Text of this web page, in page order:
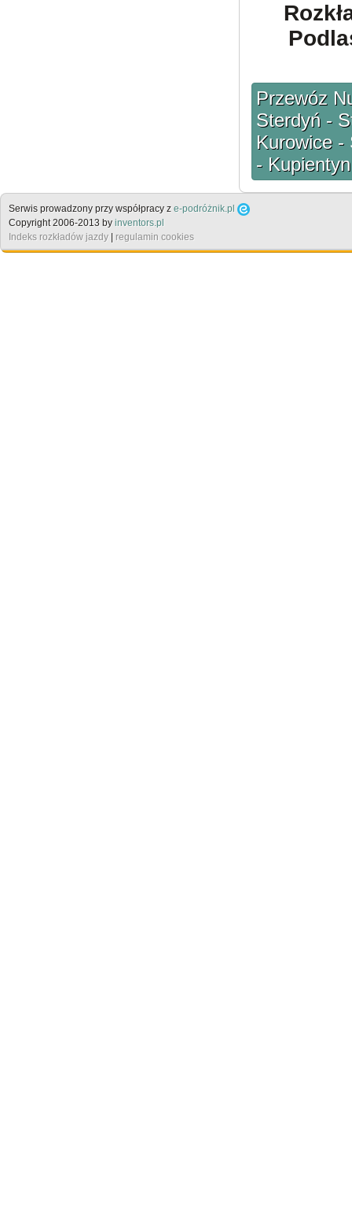
Przewóz
Sterdyń -
Kurowice -
-
Serwis prowadzony przy współpracy z e-podróżnik.pl
Copyright 2006-2013 by inventors.pl
Indeks rozkładów jazdy | regulamin cookies